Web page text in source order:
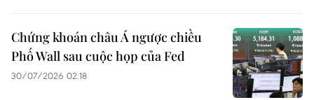
Chứng khoán châu Á ngược chiều
Phố Wall sau cuộc họp của Fed
30/07/2026 02:18